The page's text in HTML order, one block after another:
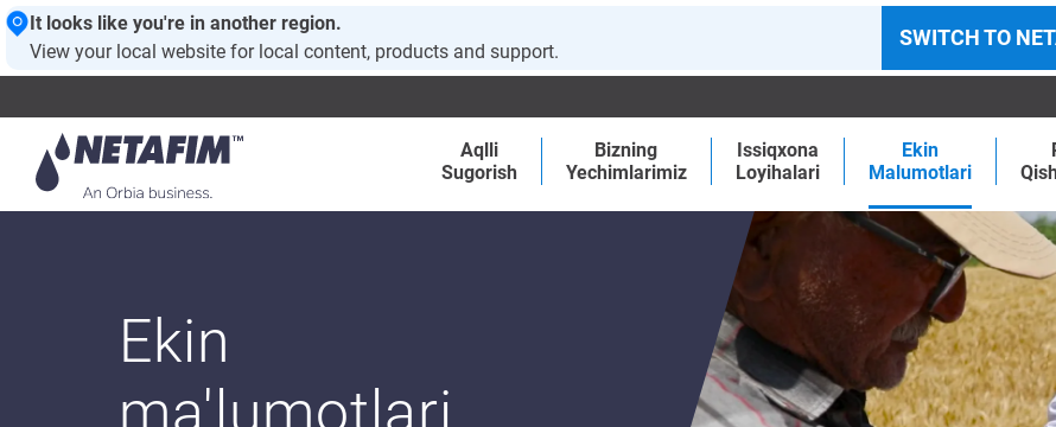
It looks like you're in another region.
View your local website for local content, products and support.
SWITCH TO
Aqlli
Sugorish
Bizning
Yechimlarimiz
Issiqxona
Loyihalari
Ekin
Malumotlari
Ekin
ma'lumotlari